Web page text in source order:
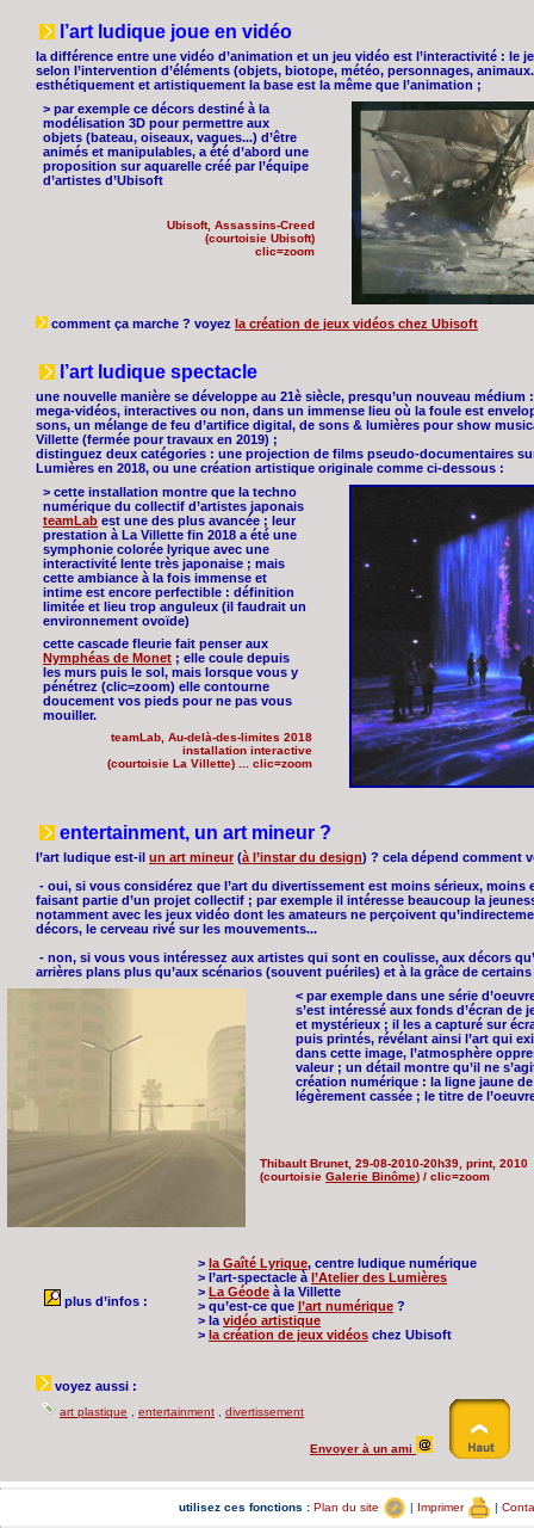
l’art ludique joue en vidéo
la différence entre une vidéo d’animation et un jeu vidéo est l’interactivité : le
selon l’intervention d’éléments (objets, biotope, météo, personnages,
esthétiquement et artistiquement la base est la même que l’animation ;
> par exemple ce décors destiné à la
modélisation 3D pour permettre aux
objets (bateau, oiseaux, vagues...) d’être
animés et manipulables, a été d’abord une
proposition sur aquarelle créé par l’équipe
d’artistes d’Ubisoft
Ubisoft, Assassins-Creed
(courtoisie Ubisoft)
clic=zoom
comment ça marche ? voyez la création de jeux vidéos chez Ubisoft
l’art ludique spectacle
une nouvelle manière se développe au 21è siècle, presqu’un nouveau médium
mega-vidéos, interactives ou non, dans un immense lieu où la foule est
sons, un mélange de feu d’artifice digital, de sons & lumières pour show
Villette (fermée pour travaux en 2019) ;
distinguez deux catégories : une projection de films pseudo-documentaires
Lumières en 2018, ou une création artistique originale comme ci-dessous :
> cette installation montre que la techno
numérique du collectif d’artistes japonais
teamLab est une des plus avancée ; leur
prestation à La Villette fin 2018 a été une
symphonie colorée lyrique avec une
interactivité lente très japonaise ; mais
cette ambiance à la fois immense et
intime est encore perfectible : définition
limitée et lieu trop anguleux (il faudrait un
environnement ovoïde)
cette cascade fleurie fait penser aux
Nymphéas de Monet ; elle coule depuis
les murs puis le sol, mais lorsque vous y
pénétrez (clic=zoom) elle contourne
doucement vos pieds pour ne pas vous
mouiller.
teamLab, Au-delà-des-limites 2018
installation interactive
(courtoisie La Villette) ... clic=zoom
entertainment, un art mineur ?
l’art ludique est-il un art mineur (à l’instar du design) ? cela dépend comment
- oui, si vous considérez que l’art du divertissement est moins sérieux, moins
faisant partie d’un projet collectif ; par exemple il intéresse beaucoup la
notamment avec les jeux vidéo dont les amateurs ne perçoivent
décors, le cerveau rivé sur les mouvements...
- non, si vous vous intéressez aux artistes qui sont en coulisse, aux décors
arrières plans plus qu’aux scénarios (souvent puériles) et à la grâce de
< par exemple dans une série
s’est intéressé aux fonds d’écran de
et mystérieux ; il les a capturé sur
puis printés, révélant ainsi l’art qui
dans cette image, l’atmosphère
valeur ; un détail montre qu’il ne
création numérique : la ligne jaune
légèrement cassée ; le titre de
Thibault Brunet, 29-08-2010-20h39, print, 2010
(courtoisie Galerie Binôme) / clic=zoom
plus d’infos :
> la Gaîté Lyrique, centre ludique numérique
> l’art-spectacle à l’Atelier des Lumières
> La Géode à la Villette
> qu’est-ce que l’art numérique ?
> la vidéo artistique
> la création de jeux vidéos chez Ubisoft
voyez aussi :
art plastique entertainment divertissement
Envoyer à un ami
utilisez ces fonctions : Plan du site | Imprimer |